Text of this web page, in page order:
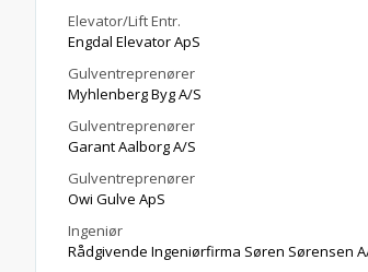
Elevator/Lift Entr.
Engdal Elevator ApS
Gulventreprenører
Myhlenberg Byg A/S
Gulventreprenører
Garant Aalborg A/S
Gulventreprenører
Owi Gulve ApS
Ingeniør
Rådgivende Ingeniørfirma Søren Sørensen